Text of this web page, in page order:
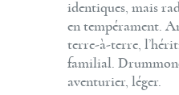
identiques, mais
en tempérament.
terre-à-terre,
familial.
aventurier, léger.